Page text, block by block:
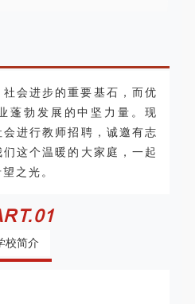
会进步的重要基石，而优
蓬勃发展的中坚力量。现
进行教师招聘，诚邀有志
这个温暖的大家庭，一起
之光。
01
校简介